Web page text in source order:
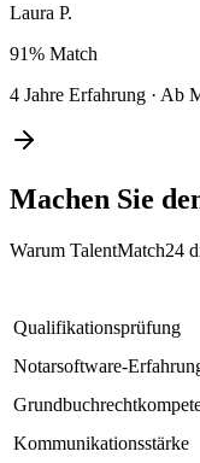
Laura P.
91% Match
4 Jahre Erfahrung · Ab
Machen Sie
Warum TalentMatch24
Qualifikationsprüfung
Notarsoftware-
Kommunikationsstärke